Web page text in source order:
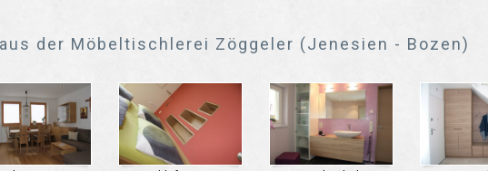
der Möbeltischlerei Zöggeler (Jenesien - Bozen)